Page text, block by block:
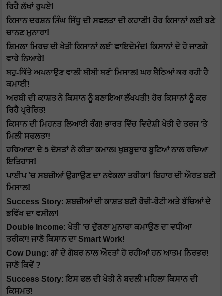
ਰਿਹੈ ਲੱਖਾਂ ਰੁਪਏ!
ਕਿਸਾਨ ਦਰਸ਼ਨ ਸਿੰਘ ਸਿੱਧੂ ਦੀ ਸਫਲਤਾ ਦੀ ਕਹਾਣੀ! ਹੋਰ ਕਿਸਾਨਾਂ ਲਈ ਬਣੇ
ਚਾਨਣ ਮੁਨਾਰਾ!
ਸ਼ਿਮਲਾ ਮਿਰਚ ਦੀ ਖੇਤੀ ਕਿਸਾਨਾਂ ਲਈ ਫਾਇਦੇਮੰਦ! ਕਿਸਾਨਾਂ ਦੇ ਹੋ ਜਾਣਗੇ
ਵਾਰੇ ਨਿਆਰੇ!
ਬਹੁ-ਕਿੱਤੇ ਅਪਨਾਉਣ ਵਾਲੀ ਬੀਬੀ ਬਣੀ ਮਿਸਾਲ! ਘਰ ਬੈਠਿਆਂ ਕਰ ਰਹੀ ਹੈ
ਕਮਾਈ!
ਅਰਬੀ ਦੀ ਕਾਸ਼ਤ ਨੇ ਕਿਸਾਨ ਨੂੰ ਬਣਾਇਆ ਲੱਖਪਤੀ! ਹੋਰ ਕਿਸਾਨਾਂ ਨੂੰ ਕਰ
ਰਿਹੈ ਪ੍ਰੇਰਿਤ!
ਕਿਸਾਨ ਦੀ ਮਿਹਨਤ ਲਿਆਈ ਰੰਗ! ਭਾਰਤ ਵਿੱਚ ਵਿਦੇਸ਼ੀ ਖੇਤੀ ਦੇ ਤਰਜ 'ਤੇ
ਮਿਲੀ ਸਫਲਤਾ!
ਹਰਿਆਣਾ ਦੇ 5 ਦੋਸਤਾਂ ਨੇ ਕੀਤਾ ਕਮਾਲ! ਖੁਸ਼ਬੂਦਾਰ ਬੂਟਿਆਂ ਨਾਲ ਰਚਿਆ
ਇਤਿਹਾਸ!
ਪਾਈਪ 'ਚ ਸਬਜ਼ੀਆਂ ਉਗਾਉਣ ਦਾ ਨਵੇਕਲਾ ਤਰੀਕਾ! ਬਿਹਾਰ ਦੀ ਔਰਤ ਬਣੀ
ਮਿਸਾਲ!
Success Story: ਸ਼ਬਜ਼ੀਆਂ ਦੀ ਕਾਸ਼ਤ ਬਣੀ ਰੋਜ਼ੀ-ਰੋਟੀ ਅਤੇ ਬੱਚਿਆਂ ਦੇ
ਭਵਿੱਖ ਦਾ ਵਸੀਲਾ!
Double Income: ਖੇਤੀ 'ਚ ਦੁੱਗਣਾ ਮੁਨਾਫਾ ਕਮਾਉਣ ਦਾ ਵਧੀਆ
ਤਰੀਕਾ! ਜਾਣੋ ਕਿਸਾਨ ਦਾ Smart Work!
Cow Dung: ਗਾਂ ਦੇ ਗੋਬਰ ਨਾਲ ਔਰਤਾਂ ਹੋ ਰਹੀਆਂ ਹਨ ਆਤਮ ਨਿਰਭਰ!
ਜਾਣੋ ਕਿਵੇਂ ?
Success Story: ਇਸ ਫਲ ਦੀ ਖੇਤੀ ਨੇ ਬਦਲੀ ਮਹਿਲਾ ਕਿਸਾਨ ਦੀ
ਕਿਸਮਤ!